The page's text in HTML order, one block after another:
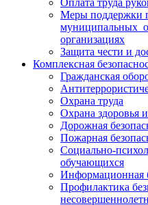
Оплата труда
Меры поддержки
муниципальных
организациях
Защита чести и
Комплексная
Гражданская
Охрана труда
Охрана
Дорожная
Пожарная
Социально-
обучающихся
Информационная
Профилактика